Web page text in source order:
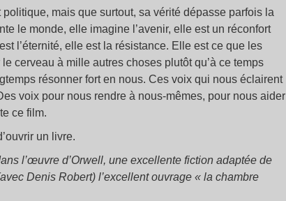
mais que surtout, sa vérité dépasse parfois la
le monde, elle imagine l’avenir, elle est un réconfort
l’éternité, elle est la résistance. Elle est ce que les
cerveau à mille autres choses plutôt qu’à ce temps
résonner fort en nous. Ces voix qui nous éclairent
voix pour nous rendre à nous-mêmes, pour nous aider
ce film.
un livre.
l’œuvre d’Orwell, une excellente fiction adaptée de
Denis Robert) l’excellent ouvrage « la chambre